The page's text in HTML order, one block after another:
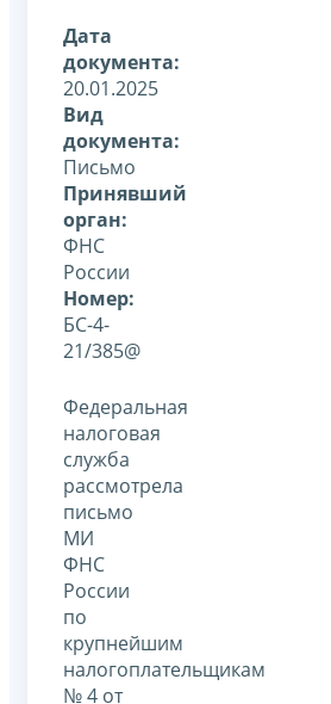
Дата
документа:
20.01.2025
Вид
документа:
Письмо
Принявший
орган:
ФНС
России
Номер:
БС-4-
21/385@
Федеральная
налоговая
служба
рассмотрела
письмо
МИ
ФНС
России
по
крупнейшим
налогоплательщикам
№ 4 от